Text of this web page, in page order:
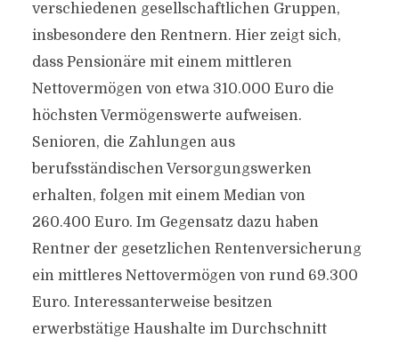
verschiedenen gesellschaftlichen Gruppen,
insbesondere den Rentnern. Hier zeigt sich,
dass Pensionäre mit einem mittleren
Nettovermögen von etwa 310.000 Euro die
höchsten Vermögenswerte aufweisen.
Senioren, die Zahlungen aus
berufsständischen Versorgungswerken
erhalten, folgen mit einem Median von
260.400 Euro. Im Gegensatz dazu haben
Rentner der gesetzlichen Rentenversicherung
ein mittleres Nettovermögen von rund 69.300
Euro. Interessanterweise besitzen
erwerbstätige Haushalte im Durchschnitt